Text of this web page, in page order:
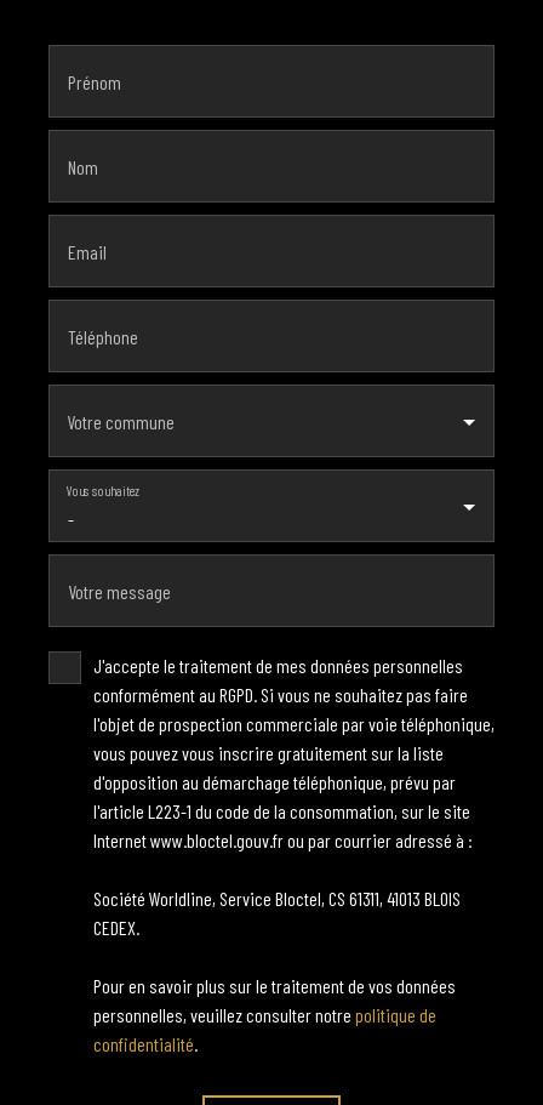
Prénom
Nom
Email
Téléphone
Votre commune
-
Vous souhaitez
Votre message
J'accepte le traitement de mes données personnelles
conformément au RGPD. Si vous ne souhaitez pas faire
l'objet de prospection commerciale par voie téléphonique,
vous pouvez vous inscrire gratuitement sur la liste
d'opposition au démarchage téléphonique, prévu par
l'article L223-1 du code de la consommation, sur le site
Internet www.bloctel.gouv.fr ou par courrier adressé à :
Société Worldline, Service Bloctel, CS 61311, 41013 BLOIS
CEDEX.
Pour en savoir plus sur le traitement de vos données
personnelles, veuillez consulter notre politique de
confidentialité.